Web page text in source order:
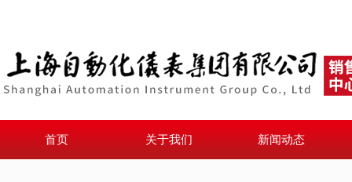
首页 关于我们 新闻动态